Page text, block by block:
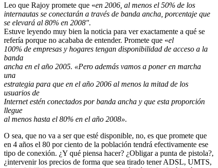
Leo que Rajoy promete que «en 2006, al menos el 50% de los
internautas se conectarán a través de banda ancha, porcentaje que
se elevará al 80% en 2008″.
Estuve leyendo muy bien la noticia para ver exactamente a qué se
refería porque no acababa de entender. Promete que «el
100% de empresas y hogares tengan disponibilidad de acceso a la
banda
ancha en el año 2005. «Pero además vamos a poner en marcha
una
estrategia para que en el año 2006 al menos la mitad de los
usuarios de
Internet estén conectados por banda ancha y que esta proporción
llegue
al menos hasta el 80% en el año 2008».
O sea, que no va a ser que esté disponible, no, es que promete que
en 4 años el 80 por ciento de la población tendrá efectivamente ese
tipo de conexión. ¿Y qué piensa hacer? ¿Obligar a punta de pistola?,
¿intervenir los precios de forma que sea tirado tener ADSL, UMTS,